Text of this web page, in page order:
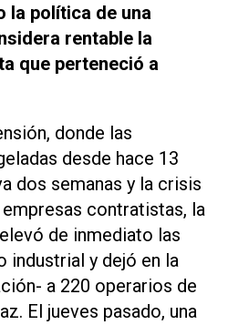
la política de una
rentable la
que perteneció a
donde las
desde hace 13
dos semanas y la crisis
contratistas, la
de inmediato las
industrial y dejó en la
a 220 operarios de
El jueves pasado, una